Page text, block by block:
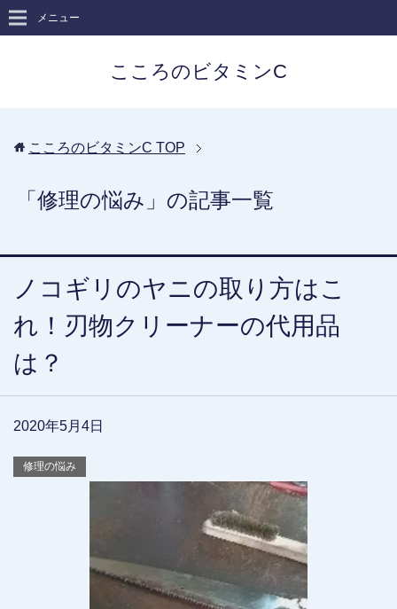
こころのビタミンC
メニュー
こころのビタミンC TOP
「修理の悩み」の記事一覧
ノコギリのヤニの取り方はこ
れ！刃物クリーナーの代用品
は？
2020年5月4日
修理の悩み